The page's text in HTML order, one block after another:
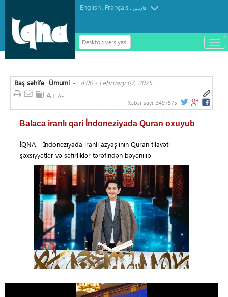
English. Français.فارسی
Desktop versiyası
باز
و
Baş səhifə »
Ümumi 8:00 - February 07, 2025
Xəbər sayı: 3497575
Balaca iranlı qari İndoneziyada Quran oxuyub
İQNA – İndoneziyada iranlı azyaşlının Quran tilavəti
şəxsiyyətlər və səfirliklər tərəfindən bəyənilib.